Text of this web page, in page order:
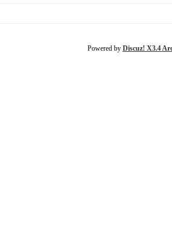
Powered by Discuz! X3.4